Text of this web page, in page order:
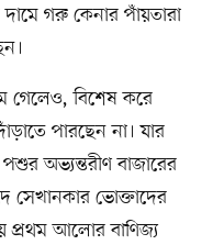
গরু কেনার পাঁয়তারা
গেলেও, বিশেষ করে
পারছেন না। যার
অভ্যন্তরীণ বাজারের
সেখানকার ভোক্তাদের
প্রথম আলোর বাণিজ্য